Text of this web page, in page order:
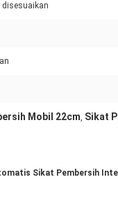
disesuaikan
Mobil 22cm, Sikat
Sikat Pembersih